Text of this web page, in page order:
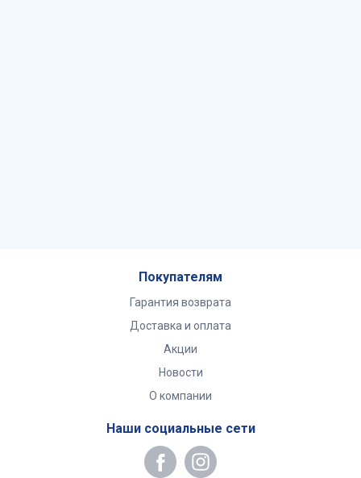
Покупателям
Гарантия возврата
Доставка и оплата
Акции
Новости
О компании
Наши социальные сети